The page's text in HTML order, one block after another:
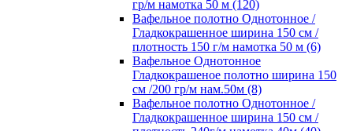
гр/м намотка 50 м (120)
Вафельное полотно Однотонное /
Гладкокрашенное ширина 150 см /
плотность 150 г/м намотка 50 м (6)
Вафельное Однотонное
Гладкокрашеное полотно ширина 150
см /200 гр/м нам.50м (8)
Вафельное полотно Однотонное /
Гладкокрашенное ширина 150 см /